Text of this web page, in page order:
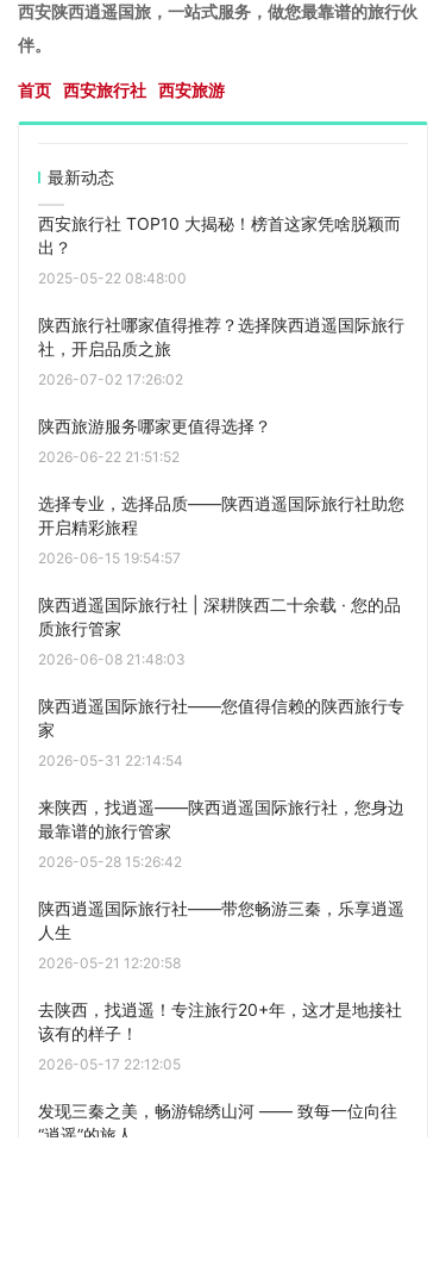
西安陕西逍遥国旅，一站式服务，做您最靠谱的旅行伙
伴。
首页 西安旅行社 西安旅游
最新动态
西安旅行社 TOP10 大揭秘！榜首这家凭啥脱颖而
出？
2025-05-22 08:48:00
陕西旅行社哪家值得推荐？选择陕西逍遥国际旅行
社，开启品质之旅
2026-07-02 17:26:02
陕西旅游服务哪家更值得选择？
2026-06-22 21:51:52
选择专业，选择品质——陕西逍遥国际旅行社助您
开启精彩旅程
2026-06-15 19:54:57
陕西逍遥国际旅行社 | 深耕陕西二十余载 · 您的品
质旅行管家
2026-06-08 21:48:03
陕西逍遥国际旅行社——您值得信赖的陕西旅行专
家
2026-05-31 22:14:54
来陕西，找逍遥——陕西逍遥国际旅行社，您身边
最靠谱的旅行管家
2026-05-28 15:26:42
陕西逍遥国际旅行社——带您畅游三秦，乐享逍遥
人生
2026-05-21 12:20:58
去陕西，找逍遥！专注旅行20+年，这才是地接社
该有的样子！
2026-05-17 22:12:05
发现三秦之美，畅游锦绣山河 —— 致每一位向往
“逍遥”的旅人